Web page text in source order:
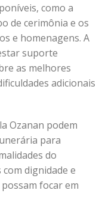
como a
de cerimônia e os
e homenagens. A
suporte
as melhores
adicionais
Ozanan podem
para
do
dignidade e
focar em